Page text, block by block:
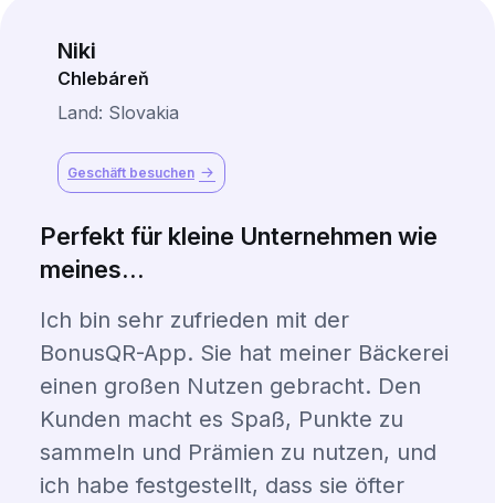
Niki
Chlebáreň
Land: Slovakia
Geschäft besuchen
Perfekt für kleine Unternehmen wie
meines...
Ich bin sehr zufrieden mit der
BonusQR-App. Sie hat meiner Bäckerei
einen großen Nutzen gebracht. Den
Kunden macht es Spaß, Punkte zu
sammeln und Prämien zu nutzen, und
ich habe festgestellt, dass sie öfter